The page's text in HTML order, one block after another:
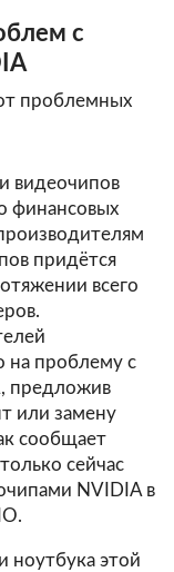
с
проблемных
видеочипов
финансовых
придётся
всего
на проблему с
предложив
или замену
сообщает
сейчас
NVIDIA в
ноутбука этой